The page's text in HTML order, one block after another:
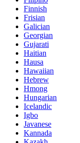
Finnish
Frisian
Galician
Georgian
Gujarati
Haitian
Hausa
Hawaiian
Hebrew
Hmong
Hungarian
Icelandic
Igbo
Javanese
Kannada